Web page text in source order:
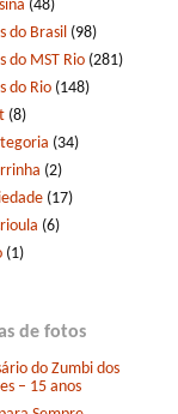
(48)
do Brasil (98)
do MST Rio (281)
do Rio (148)
(8)
(34)
(2)
(17)
(6)
(1)
de fotos
do Zumbi dos
– 15 anos